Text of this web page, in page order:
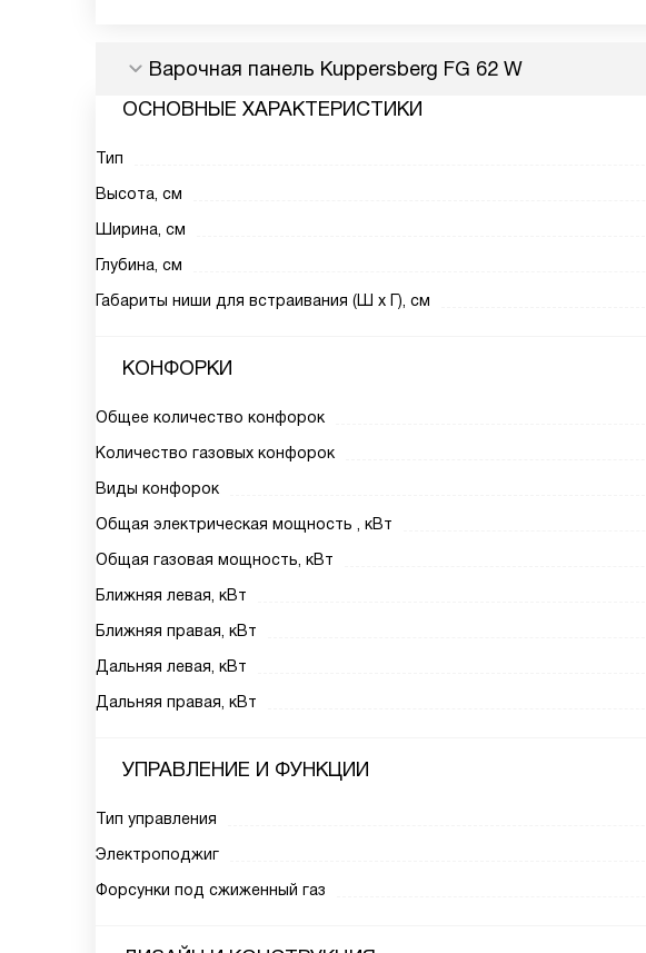
Варочная панель Kuppersberg FG 62 W
ОСНОВНЫЕ ХАРАКТЕРИСТИКИ
Тип
Высота, см
Ширина, см
Глубина, см
Габариты ниши для встраивания (Ш х Г), см
КОНФОРКИ
Общее количество конфорок
Количество газовых конфорок
Виды конфорок
Общая электрическая мощность , кВт
Общая газовая мощность, кВт
Ближняя левая, кВт
Ближняя правая, кВт
Дальняя левая, кВт
Дальняя правая, кВт
УПРАВЛЕНИЕ И ФУНКЦИИ
Тип управления
Электроподжиг
Форсунки под сжиженный газ